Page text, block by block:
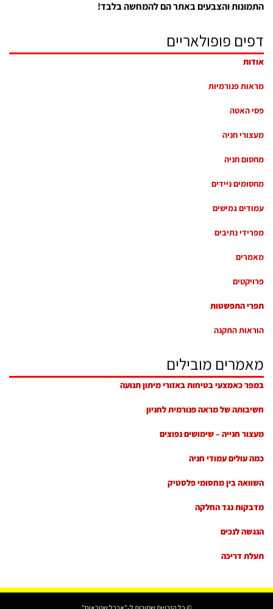
התמונות והצבעים באתר הם להמחשה בלבד!
דפים פופולאריים
אודות
מראות פנורמיות
פסי האטה
מעצורי חניה
מחסום חניה
מחסומים ניידים
עמודים גמישים
מפרידי נתיבים
מאמרים
פרויקטים
תפרי התפשטות
הוראות התקנה
מאמרים מובילים
במפר כאמצעי בטיחות באזורי מיתון תנועה
חשיבותה של מראה פנורמית לחניון
מעצור חנייה – שימושים נפוצים
כמה עולים עמודי חניה
השוואה בין מחסומי פלסטיק
מדבקות נגד החלקה
הנגשה לנכים
תעלת דריכה